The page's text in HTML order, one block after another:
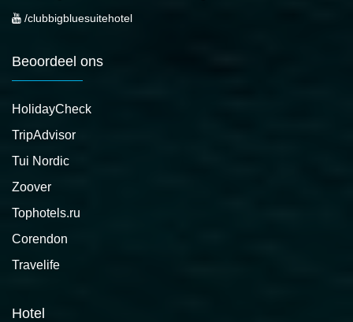
/clubbigbluesuitehotel
Beoordeel ons
HolidayCheck
TripAdvisor
Tui Nordic
Zoover
Tophotels.ru
Corendon
Travelife
Hotel